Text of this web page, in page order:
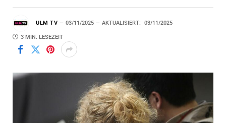
ULM TV 03/11/2025 AKTUALISIERT: 03/11/2025
3 MIN. LESEZEIT